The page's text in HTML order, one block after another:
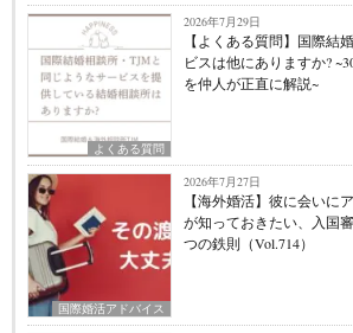
よくある質問
2026年7月29日
【よくある質問】国際結
ビスは他にありますか?
を仲人が正直に解説~
国際婚活アドバイス
2026年7月27日
【海外婚活】彼に会いに
が知っておきたい、入国
つの鉄則（Vol.714）